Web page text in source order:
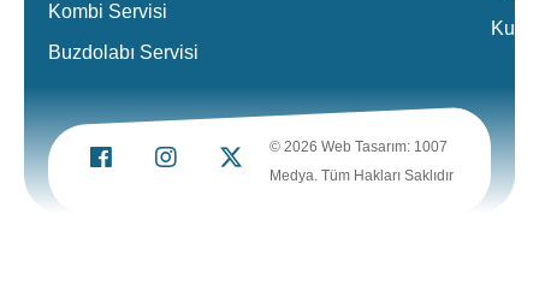
Kombi Servisi
Buzdolabı Servisi
© 2026 Web Tasarım: 1007
Medya. Tüm Hakları Saklıdır